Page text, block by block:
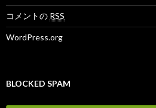
コメントの RSS
WordPress.org
BLOCKED SPAM